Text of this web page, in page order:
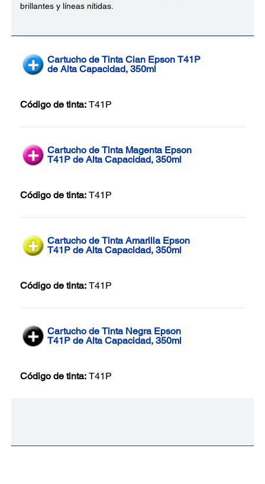
brillantes y líneas nítidas.
Cartucho de Tinta Cian Epson T41P
de Alta Capacidad, 350ml
Código de tinta: T41P
Cartucho de Tinta Magenta Epson
T41P de Alta Capacidad, 350ml
Código de tinta: T41P
Cartucho de Tinta Amarilla Epson
T41P de Alta Capacidad, 350ml
Código de tinta: T41P
Cartucho de Tinta Negra Epson
T41P de Alta Capacidad, 350ml
Código de tinta: T41P